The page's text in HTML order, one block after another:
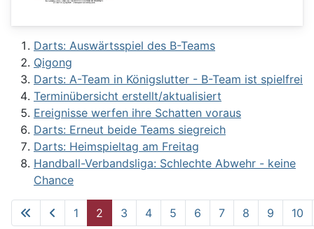
Darts: Auswärtsspiel des B-Teams
Qigong
Darts: A-Team in Königslutter - B-Team ist spielfrei
Terminübersicht erstellt/aktualisiert
Ereignisse werfen ihre Schatten voraus
Darts: Erneut beide Teams siegreich
Darts: Heimspieltag am Freitag
Handball-Verbandsliga: Schlechte Abwehr - keine
Chance
Seite 2 von 62
1 2 3 4 5 6 7 8 9 10